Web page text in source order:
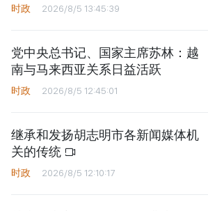
时政 2026/8/5 13:45:39
党中央总书记、国家主席苏林：越
南与马来西亚关系日益活跃
时政 2026/8/5 12:45:01
继承和发扬胡志明市各新闻媒体机
关的传统
时政 2026/8/5 12:10:17